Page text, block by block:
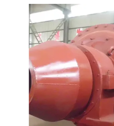
গোপনীয়তা